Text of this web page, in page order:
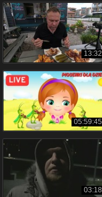
13:32
05:59:45
03:18